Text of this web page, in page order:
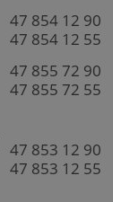
47 854 12 90
47 854 12 55
47 855 72 90
47 855 72 55
47 853 12 90
47 853 12 55